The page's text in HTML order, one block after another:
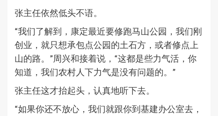
张主任依然低头不语。
“我们了解到，康定最近要修跑马山公园，我们刚
创业，就只想承包点公园的土石方，或者修点上
山的路。”周兴和接着说，“这都是些力气活，你
知道，我们农村人下力气是没有问题的。”
张主任这才抬起头，认真地听下去。
“如果你还不放心，我们就跟你到基建办公室去，